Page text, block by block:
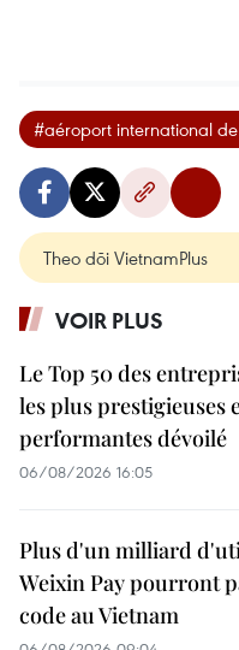
#aéroport international
Theo dõi VietnamPlus
VOIR PLUS
Le Top 50 des
les plus prestigieuses
performantes dévoilé
06/08/2026 16:05
Plus d'un milliard
Weixin Pay pourront
code au Vietnam